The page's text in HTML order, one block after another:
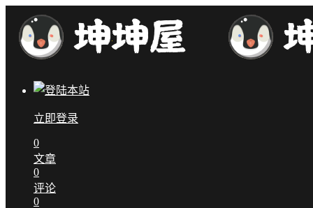
立即登录
0
文章
0
评论
0